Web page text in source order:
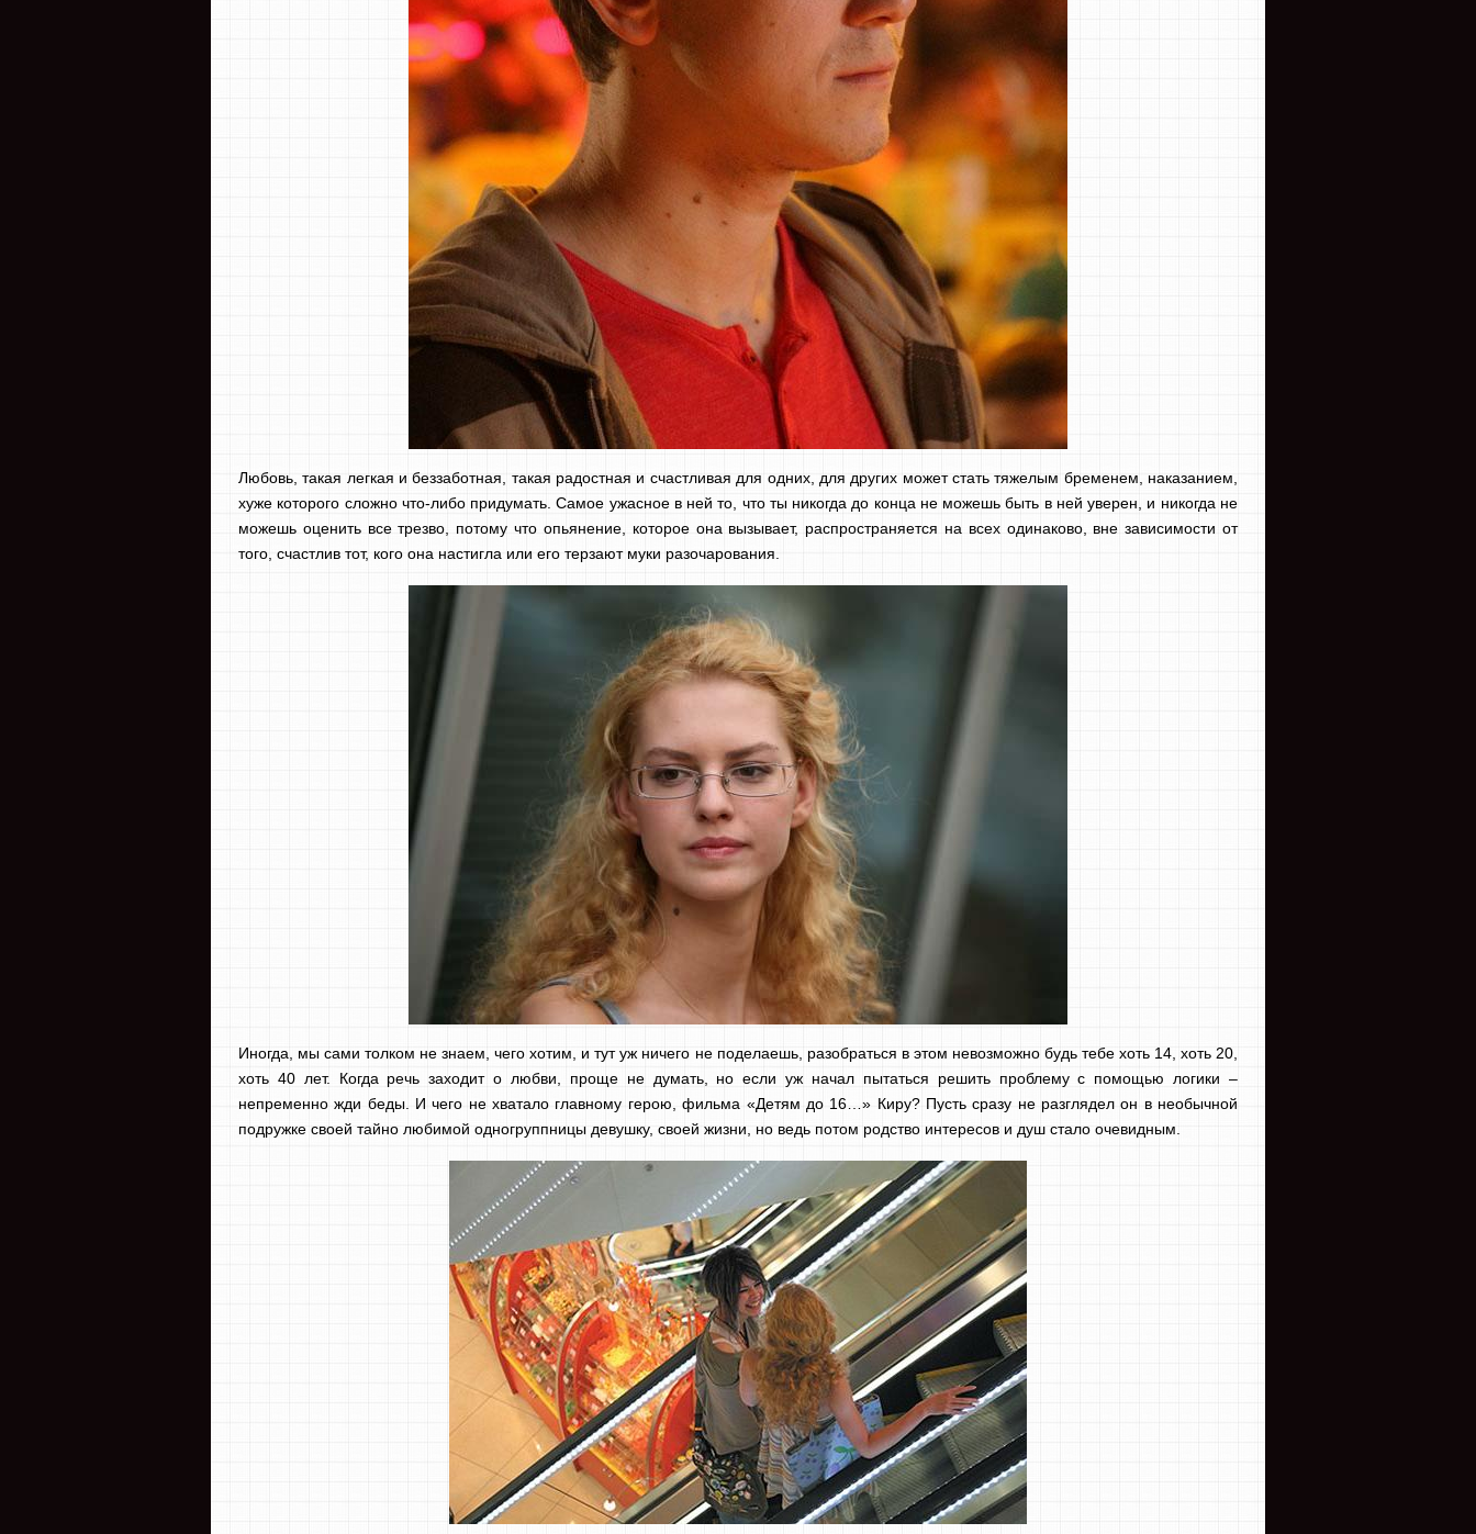
Любовь, такая легкая и беззаботная, такая радостная и счастливая для одних, для других может стать тяжелым бременем, наказанием,
хуже которого сложно что-либо придумать. Самое ужасное в ней то, что ты никогда до конца не можешь быть в ней уверен, и никогда не
можешь оценить все трезво, потому что опьянение, которое она вызывает, распространяется на всех одинаково, вне зависимости от
того, счастлив тот, кого она настигла или его терзают муки разочарования.
Иногда, мы сами толком не знаем, чего хотим, и тут уж ничего не поделаешь, разобраться в этом невозможно будь тебе хоть 14, хоть 20,
хоть 40 лет. Когда речь заходит о любви, проще не думать, но если уж начал пытаться решить проблему с помощью логики –
непременно жди беды. И чего не хватало главному герою, фильма «Детям до 16…» Киру? Пусть сразу не разглядел он в необычной
подружке своей тайно любимой одногруппницы девушку, своей жизни, но ведь потом родство интересов и душ стало очевидным.